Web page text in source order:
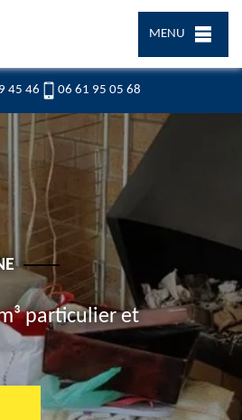
45 46 06 61 95 05 68
MENU
particulier et